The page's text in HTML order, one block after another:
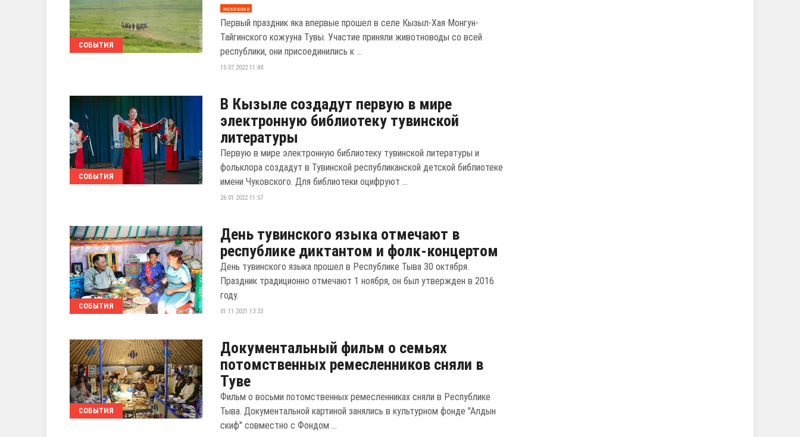
СОБЫТИЯ
эксклюзив
Первый праздник яка впервые прошел в селе Кызыл-Хая Монгун-
Тайгинского кожууна Тувы. Участие приняли животноводы со всей
республики, они присоединились к ...
15.07.2022 11:48
СОБЫТИЯ
В Кызыле создадут первую в мире
электронную библиотеку тувинской
литературы
Первую в мире электронную библиотеку тувинской литературы и
фольклора создадут в Тувинской республиканской детской библиотеке
имени Чуковского. Для библиотеки оцифруют ...
26.01.2022 11:57
СОБЫТИЯ
День тувинского языка отмечают в
республике диктантом и фолк-концертом
День тувинского языка прошел в Республике Тыва 30 октября.
Праздник традиционно отмечают 1 ноября, он был утвержден в 2016
году.
01.11.2021 13:33
СОБЫТИЯ
Документальный фильм о семьях
потомственных ремесленников сняли в
Туве
Фильм о восьми потомственных ремесленниках сняли в Республике
Тыва. Документальной картиной занялись в культурном фонде "Алдын
скиф" совместно с Фондом ...